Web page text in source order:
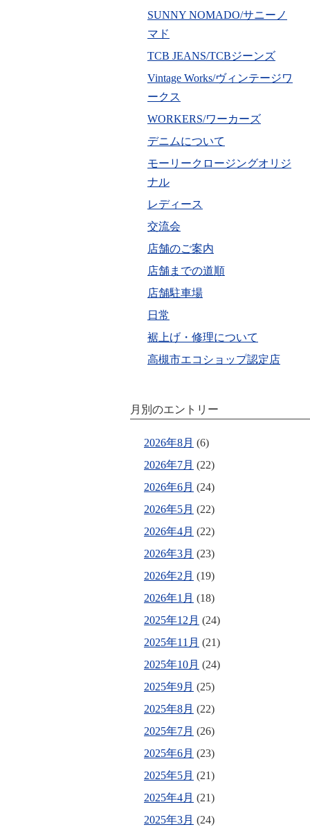
SUNNY NOMADO/サニーノ
マド
TCB JEANS/TCBジーンズ
Vintage Works/ヴィンテージワ
ークス
WORKERS/ワーカーズ
デニムについて
モーリークロージングオリジ
ナル
レディース
交流会
店舗のご案内
店舗までの道順
店舗駐車場
日常
裾上げ・修理について
高槻市エコショップ認定店
月別のエントリー
2026年8月 (6)
2026年7月 (22)
2026年6月 (24)
2026年5月 (22)
2026年4月 (22)
2026年3月 (23)
2026年2月 (19)
2026年1月 (18)
2025年12月 (24)
2025年11月 (21)
2025年10月 (24)
2025年9月 (25)
2025年8月 (22)
2025年7月 (26)
2025年6月 (23)
2025年5月 (21)
2025年4月 (21)
2025年3月 (24)